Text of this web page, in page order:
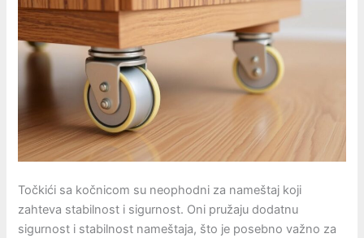
Točkići sa kočnicom su neophodni za nameštaj koji
zahteva stabilnost i sigurnost. Oni pružaju dodatnu
sigurnost i stabilnost nameštaja, što je posebno važno za